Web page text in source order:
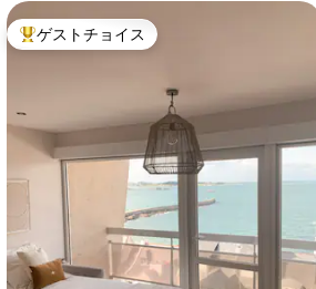
、5つ星中4.91つ星の平均評価
大好評のゲストチョイスです。
ゲストチョイス